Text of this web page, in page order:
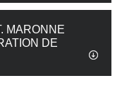
MARONNE
DE